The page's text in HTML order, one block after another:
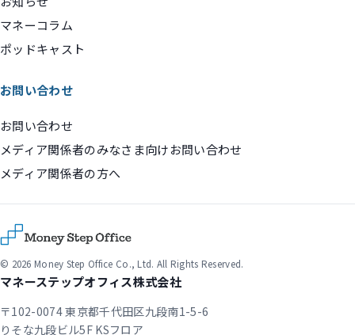
マネーコラム
ポッドキャスト
お問い合わせ
お問い合わせ
メディア関係者のみなさま向けお問い合わせ
メディア関係者の方へ
© 2026 Money Step Office Co., Ltd. All Rights Reserved.
マネーステップオフィス株式会社
〒102-0074 東京都千代田区九段南1-5-6
りそな九段ビル5F KSフロア